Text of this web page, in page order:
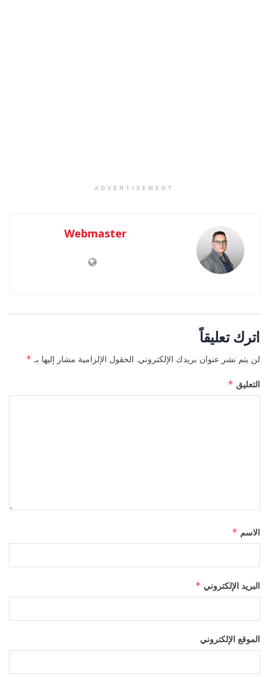
ADVERTISEMENT
Webmaster
اترك تعليقاً
لن يتم نشر عنوان بريدك الإلكتروني. الحقول الإلزامية مشار إليها بـ *
التعليق *
الاسم *
البريد الإلكتروني *
الموقع الإلكتروني